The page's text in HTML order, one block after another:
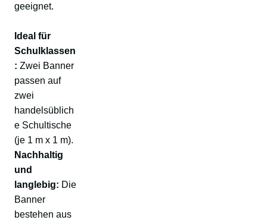
geeignet.
Ideal für
Schulklassen
: Zwei Banner
passen auf
zwei
handelsüblich
e Schultische
(je 1 m x 1 m).
Nachhaltig
und
langlebig: Die
Banner
bestehen aus